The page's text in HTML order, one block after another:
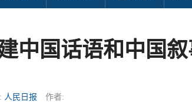
中国话语和中国
人民日报 作者: